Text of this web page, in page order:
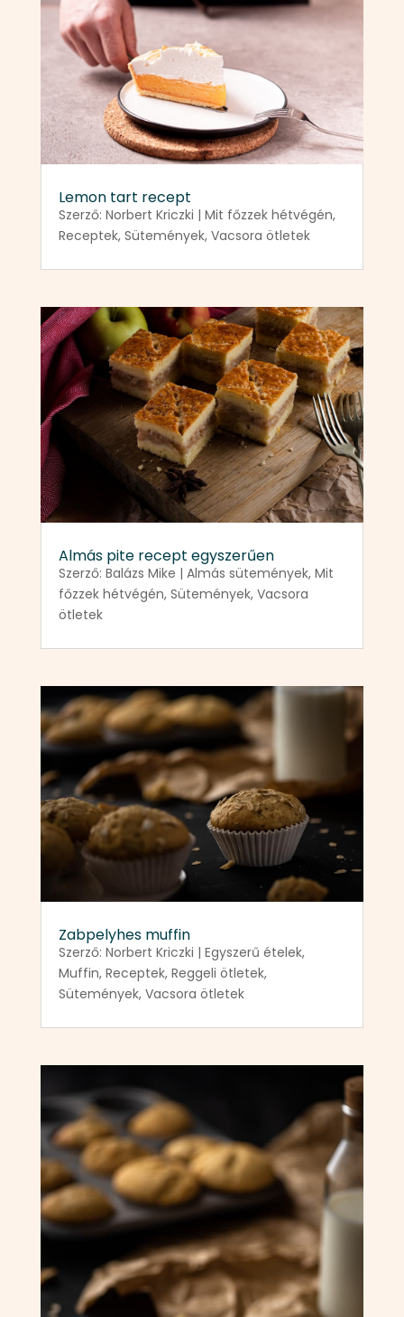
Lemon tart recept
Szerző: Norbert Kriczki | Mit főzzek hétvégén,
Receptek, Sütemények, Vacsora ötletek
Almás pite recept egyszerűen
Szerző: Balázs Mike | Almás sütemények, Mit
főzzek hétvégén, Sütemények, Vacsora
ötletek
Zabpelyhes muffin
Szerző: Norbert Kriczki | Egyszerű ételek,
Muffin, Receptek, Reggeli ötletek,
Sütemények, Vacsora ötletek